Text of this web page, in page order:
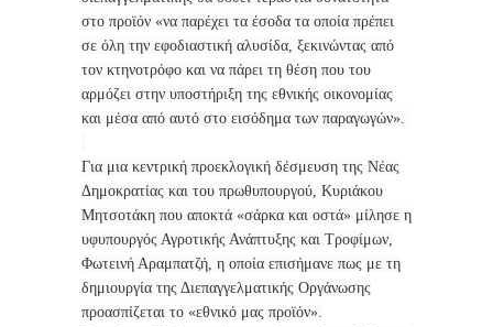
στο προϊόν «να παρέχει τα έσοδα τα οποία πρέπει
σε όλη την εφοδιαστική αλυσίδα, ξεκινώντας από
τον κτηνοτρόφο και να πάρει τη θέση που του
αρμόζει στην υποστήριξη της εθνικής οικονομίας
και μέσα από αυτό στο εισόδημα των παραγωγών».
Για μια κεντρική προεκλογική δέσμευση της Νέας
Δημοκρατίας και του πρωθυπουργού, Κυριάκου
Μητσοτάκη που αποκτά «σάρκα και οστά» μίλησε η
υφυπουργός Αγροτικής Ανάπτυξης και Τροφίμων,
Φωτεινή Αραμπατζή, η οποία επισήμανε πως με τη
δημιουργία της Διεπαγγελματικής Οργάνωσης
προασπίζεται το «εθνικό μας προϊόν».